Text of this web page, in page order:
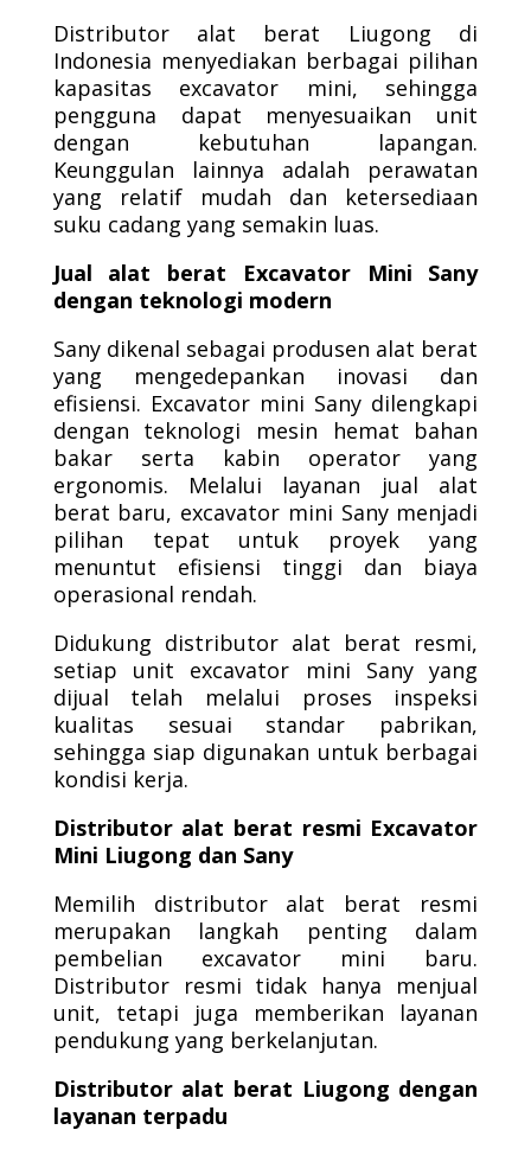
Distributor alat berat Liugong di
Indonesia menyediakan berbagai pilihan
kapasitas excavator mini, sehingga
pengguna dapat menyesuaikan unit
dengan kebutuhan lapangan.
Keunggulan lainnya adalah perawatan
yang relatif mudah dan ketersediaan
suku cadang yang semakin luas.
Jual alat berat Excavator Mini Sany
dengan teknologi modern
Sany dikenal sebagai produsen alat berat
yang mengedepankan inovasi dan
efisiensi. Excavator mini Sany dilengkapi
dengan teknologi mesin hemat bahan
bakar serta kabin operator yang
ergonomis. Melalui layanan jual alat
berat baru, excavator mini Sany menjadi
pilihan tepat untuk proyek yang
menuntut efisiensi tinggi dan biaya
operasional rendah.
Didukung distributor alat berat resmi,
setiap unit excavator mini Sany yang
dijual telah melalui proses inspeksi
kualitas sesuai standar pabrikan,
sehingga siap digunakan untuk berbagai
kondisi kerja.
Distributor alat berat resmi Excavator
Mini Liugong dan Sany
Memilih distributor alat berat resmi
merupakan langkah penting dalam
pembelian excavator mini baru.
Distributor resmi tidak hanya menjual
unit, tetapi juga memberikan layanan
pendukung yang berkelanjutan.
Distributor alat berat Liugong dengan
layanan terpadu